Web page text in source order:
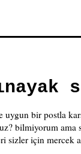
bir postla
bilmiyorum ama
için mercek